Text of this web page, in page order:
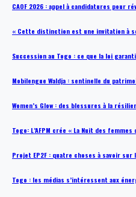
CAOF 2026 : appel à candidatures pour
« Cette distinction est une invitation à
Succession au Togo : ce que la loi
Mobilengue Waldja : sentinelle du
Women’s Glow : des blessures à la
Togo: L’AFPM crée « La Nuit des femmes
Projet EP2F : quatre choses à savoir sur
Togo : les médias s’intéressent aux